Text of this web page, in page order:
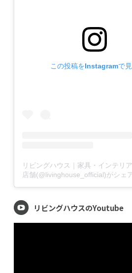
この投稿をInstagramで
リビングハウス｜家具・インテリ
店舗(@livinghouse_official)がシェ
リビングハウスのYoutube